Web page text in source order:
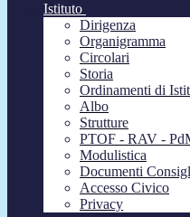
Istituto
Dirigenza
Organigramma
Circolari
Storia
Ordinamenti di
Albo
Strutture
PTOF - RAV -
Modulistica
Documenti
Accesso Civico
Privacy